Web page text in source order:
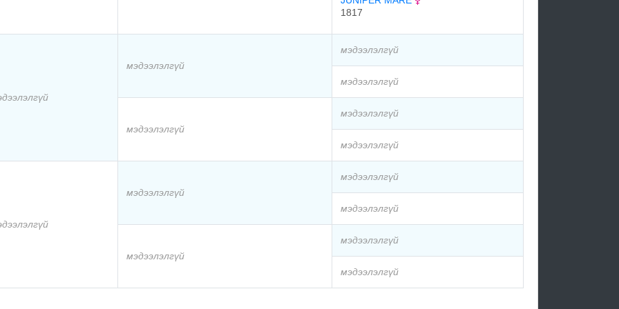
1817
мэдээлэлгүй
мэдээлэлгүй
мэдээлэлгүй
мэдээлэлгүй
мэдээлэлгүй
мэдээлэлгүй
мэдээлэлгүй
мэдээлэлгүй
мэдээлэлгүй
мэдээлэлгүй
мэдээлэлгүй
мэдээлэлгүй